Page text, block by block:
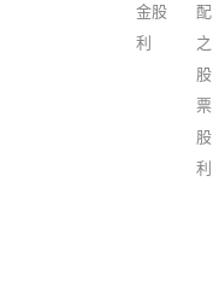
金股
利
配
之
股
票
股
利